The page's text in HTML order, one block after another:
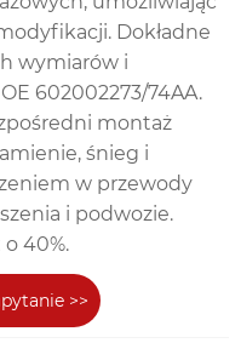
Dokładne
wymiarów i
602002273/74AA.
montaż
śnieg i
w przewody
i podwozie.
40%.
>>